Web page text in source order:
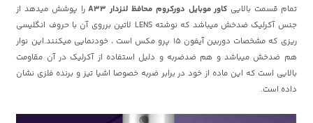
تمام قسمت بالایی کاور موبایل دورکروم محافظ لنزدار A33
را پوشش میدهد از
جنس آکرلیک ضدخش میباشد که نوشته LENS لاتین برروی آن با حروف انگلیسی
ریزی که مشخصات دوربین آیفون 15 پرو مکس است ، خودنمایی میکنند.این نوار
هم ضدخش میباشد و هم ضدضربه و دلیل استفاده از آکرلیک در آن مقاومت
بالایی است که این ماده از خود در برابر ضربه خصوصا اشیا تیز و برنده فلزی نشان
داده است.